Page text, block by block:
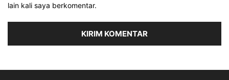
lain kali saya berkomentar.